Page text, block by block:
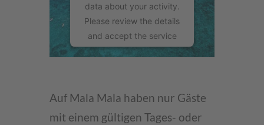
data about your activity.
Please review the details
and accept the service
to watch this video.
Auf Mala Mala haben nur Gäste
mit einem gültigen Tages- oder